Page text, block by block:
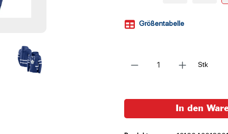
Größentabelle
Stk
In den